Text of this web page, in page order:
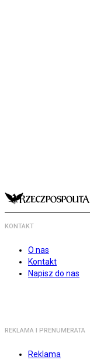
KONTAKT
O nas
Kontakt
Napisz do nas
REKLAMA I PRENUMERATA
Reklama